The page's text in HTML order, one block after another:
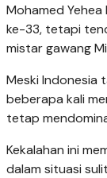
Mohamed
ke-33, tetapi
mistar gawang
Meski Indonesia
beberapa kali
tetap
Kekalahan ini
dalam situasi